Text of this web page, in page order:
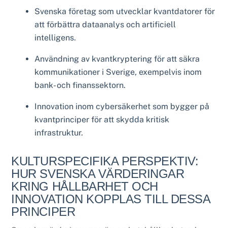
Svenska företag som utvecklar kvantdatorer för
att förbättra dataanalys och artificiell
intelligens.
Användning av kvantkryptering för att säkra
kommunikationer i Sverige, exempelvis inom
bank- och finanssektorn.
Innovation inom cybersäkerhet som bygger på
kvantprinciper för att skydda kritisk
infrastruktur.
KULTURSPECIFIKA PERSPEKTIV:
HUR SVENSKA VÄRDERINGAR
KRING HÅLLBARHET OCH
INNOVATION KOPPLAS TILL DESSA
PRINCIPER